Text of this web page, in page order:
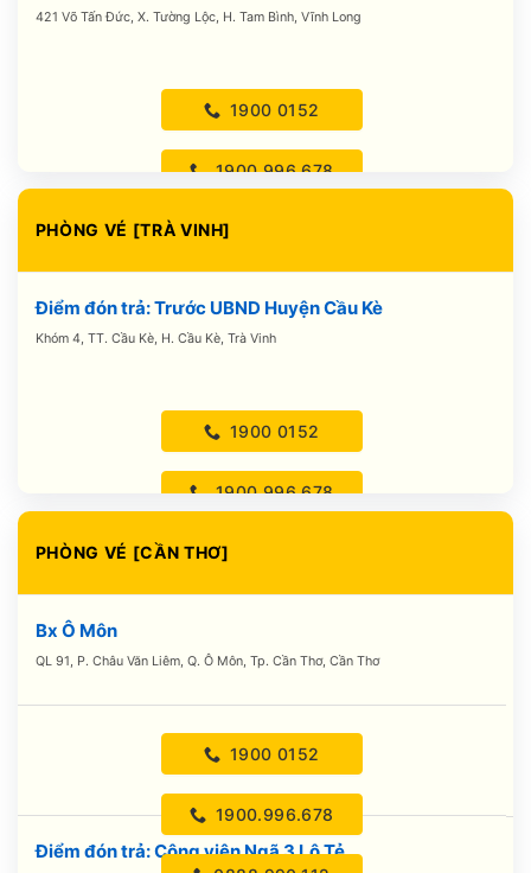
421 Võ Tấn Đức, X. Tường Lộc, H. Tam Bình, Vĩnh Long
1900 0152
1900.996.678
0888.990.118
PHÒNG VÉ [TRÀ VINH]
Điểm đón trả: Trước UBND Huyện Cầu Kè
Khóm 4, TT. Cầu Kè, H. Cầu Kè, Trà Vinh
1900 0152
1900.996.678
0888.990.116
PHÒNG VÉ [CẦN THƠ]
Bx Ô Môn
QL 91, P. Châu Văn Liêm, Q. Ô Môn, Tp. Cần Thơ, Cần Thơ
1900 0152
1900.996.678
Điểm đón trả: Công viên Ngã 3 Lộ Tẻ